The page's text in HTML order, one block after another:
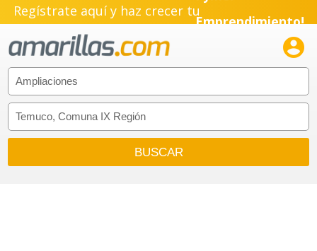
Regístrate aquí y haz crecer tuPyme!
Emprendimiento!
